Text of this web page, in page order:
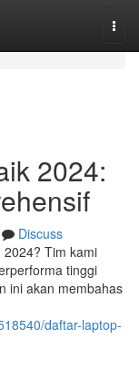
2024:
Discuss
Tim kami
tinggi
ini akan membahas
daftar-laptop-